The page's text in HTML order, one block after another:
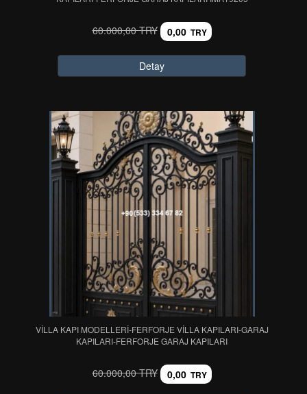
60.000,00 TRY 0,00 TRY
Detay
VİLLA KAPI MODELLERİ-FERFORJE VİLLA KAPILARI-GARAJ
KAPILARI-FERFORJE GARAJ KAPILARI
60.000,00 TRY 0,00 TRY